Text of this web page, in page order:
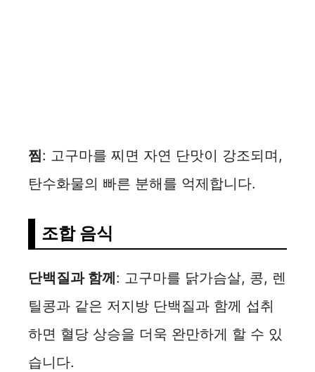
찜: 고구마를 찌면 자연 단맛이 강조되며,
탄수화물의 빠른 분해를 억제합니다.
조합 음식
단백질과 함께: 고구마를 닭가슴살, 콩, 렌
틸콩과 같은 저지방 단백질과 함께 섭취
하면 혈당 상승을 더욱 완만하게 할 수 있
습니다.